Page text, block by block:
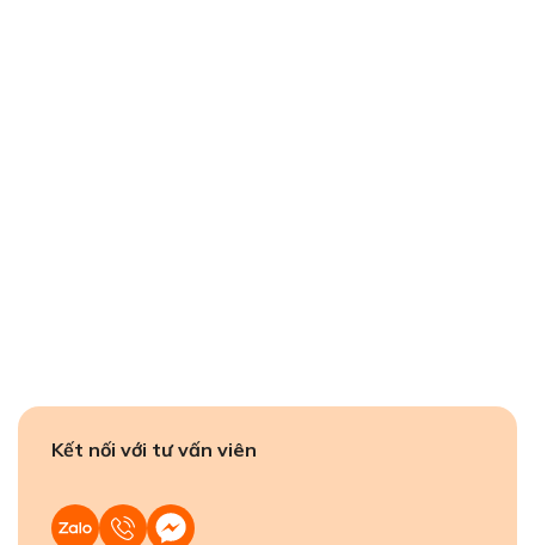
Kết nối với tư vấn viên